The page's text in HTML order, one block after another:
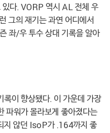
다. VORP 역시 AL 전체 우
그의 재기는 과연 어디에서
좌/우 투수 상대 기록을 알아
록이 향상됐다. 이 가운데 가장
파워가 몰라보게 좋아졌다는
지 않던 IsoP가 .164까지 좋